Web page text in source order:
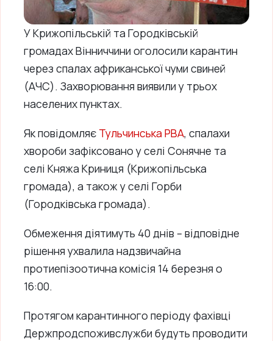
У Крижопільській та Городківській
громадах Вінниччини оголосили карантин
через спалах африканської чуми свиней
(АЧС). Захворювання виявили у трьох
населених пунктах.
Як повідомляє Тульчинська РВА, спалахи
хвороби зафіксовано у селі Сонячне та
селі Княжа Криниця (Крижопільська
громада), а також у селі Горби
(Городківська громада).
Обмеження діятимуть 40 днів – відповідне
рішення ухвалила надзвичайна
протиепізоотична комісія 14 березня о
16:00.
Протягом карантинного періоду фахівці
Держпродспоживслужби будуть проводити